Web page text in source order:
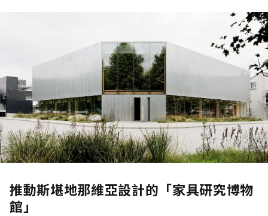
推動斯堪地那維亞設計的「家具研究博物
館」